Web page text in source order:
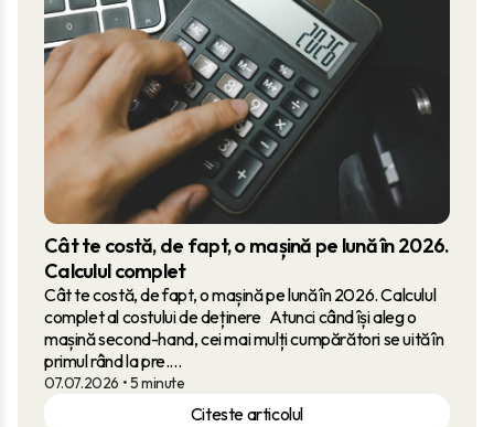
Cât te costă, de fapt, o mașină pe lună în 2026.
Calculul complet
Cât te costă, de fapt, o mașină pe lună în 2026. Calculul
complet al costului de deținere Atunci când își aleg o
mașină second-hand, cei mai mulți cumpărători se uită în
primul rând la pre....
07.07.2026 • 5 minute
Citeste articolul